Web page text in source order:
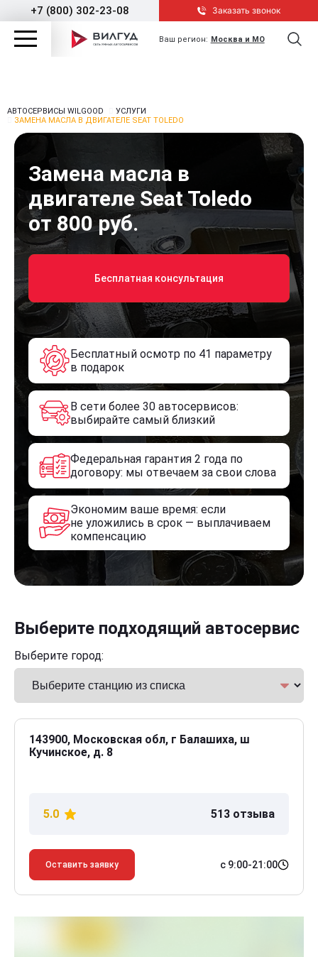
+7 (800) 302-23-08 Заказать звонок
Ваш регион: Москва и МО
АВТОСЕРВИСЫ WILGOOD
УСЛУГИ
ЗАМЕНА МАСЛА В ДВИГАТЕЛЕ SEAT TOLEDO
Замена масла в
двигателе Seat Toledo
от 800 руб.
Бесплатная консультация
Бесплатный осмотр по 41 параметру
в подарок
В сети более 30 автосервисов:
выбирайте самый близкий
Федеральная гарантия 2 года по
договору: мы отвечаем за свои слова
Экономим ваше время: если
не уложились в срок — выплачиваем
компенсацию
Выберите подходящий автосервис
Выберите город:
143900, Московская обл, г Балашиха, ш
Кучинское, д. 8
5.0 513 отзыва
Оставить заявку с 9:00-21:00